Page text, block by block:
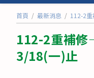
首頁 / 最新消息 / 112-2
112-2重補
3/18(一)止